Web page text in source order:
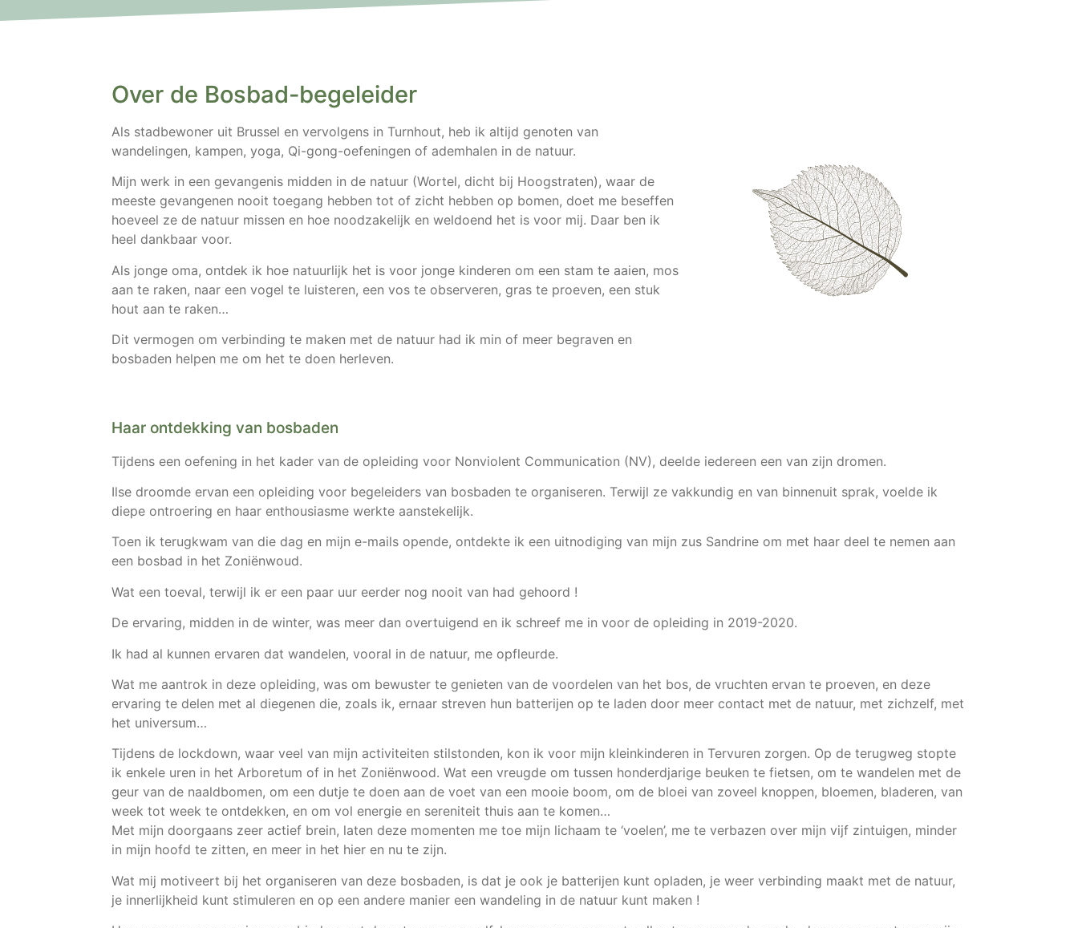
Over de Bosbad-begeleider
Als stadbewoner uit Brussel en vervolgens in Turnhout, heb ik altijd genoten van
wandelingen, kampen, yoga, Qi-gong-oefeningen of ademhalen in de natuur.
Mijn werk in een gevangenis midden in de natuur (Wortel, dicht bij Hoogstraten), waar de
meeste gevangenen nooit toegang hebben tot of zicht hebben op bomen, doet me beseffen
hoeveel ze de natuur missen en hoe noodzakelijk en weldoend het is voor mij. Daar ben ik
heel dankbaar voor.
Als jonge oma, ontdek ik hoe natuurlijk het is voor jonge kinderen om een stam te aaien, mos
aan te raken, naar een vogel te luisteren, een vos te observeren, gras te proeven, een stuk
hout aan te raken…
Dit vermogen om verbinding te maken met de natuur had ik min of meer begraven en
bosbaden helpen me om het te doen herleven.
Haar ontdekking van bosbaden
Tijdens een oefening in het kader van de opleiding voor Nonviolent Communication (NV), deelde iedereen een van zijn dromen.
Ilse droomde ervan een opleiding voor begeleiders van bosbaden te organiseren. Terwijl ze vakkundig en van binnenuit sprak, voelde ik
diepe ontroering en haar enthousiasme werkte aanstekelijk.
Toen ik terugkwam van die dag en mijn e-mails opende, ontdekte ik een uitnodiging van mijn zus Sandrine om met haar deel te nemen aan
een bosbad in het Zoniënwoud.
Wat een toeval, terwijl ik er een paar uur eerder nog nooit van had gehoord !
De ervaring, midden in de winter, was meer dan overtuigend en ik schreef me in voor de opleiding in 2019-2020.
Ik had al kunnen ervaren dat wandelen, vooral in de natuur, me opfleurde.
Wat me aantrok in deze opleiding, was om bewuster te genieten van de voordelen van het bos, de vruchten ervan te proeven, en deze
ervaring te delen met al diegenen die, zoals ik, ernaar streven hun batterijen op te laden door meer contact met de natuur, met zichzelf, met
het universum…
Tijdens de lockdown, waar veel van mijn activiteiten stilstonden, kon ik voor mijn kleinkinderen in Tervuren zorgen. Op de terugweg stopte
ik enkele uren in het Arboretum of in het Zoniënwood. Wat een vreugde om tussen honderdjarige beuken te fietsen, om te wandelen met de
geur van de naaldbomen, om een dutje te doen aan de voet van een mooie boom, om de bloei van zoveel knoppen, bloemen, bladeren, van
week tot week te ontdekken, en om vol energie en sereniteit thuis aan te komen…
Met mijn doorgaans zeer actief brein, laten deze momenten me toe mijn lichaam te ‘voelen’, me te verbazen over mijn vijf zintuigen, minder
in mijn hoofd te zitten, en meer in het hier en nu te zijn.
Wat mij motiveert bij het organiseren van deze bosbaden, is dat je ook je batterijen kunt opladen, je weer verbinding maakt met de natuur,
je innerlijkheid kunt stimuleren en op een andere manier een wandeling in de natuur kunt maken !